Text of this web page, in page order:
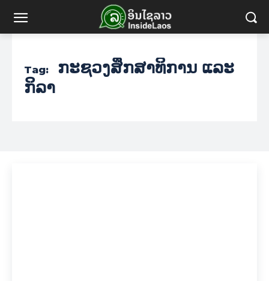
Tag:
ກະຊວງສຶກສາທິການ ແລະ
ກິລາ